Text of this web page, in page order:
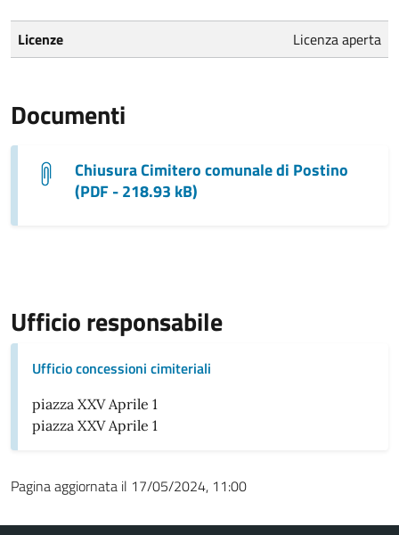
Licenze Licenza aperta
Documenti
Chiusura Cimitero comunale di Postino
(PDF - 218.93 kB)
Ufficio responsabile
Ufficio concessioni cimiteriali
piazza XXV Aprile 1
piazza XXV Aprile 1
Pagina aggiornata il 17/05/2024, 11:00